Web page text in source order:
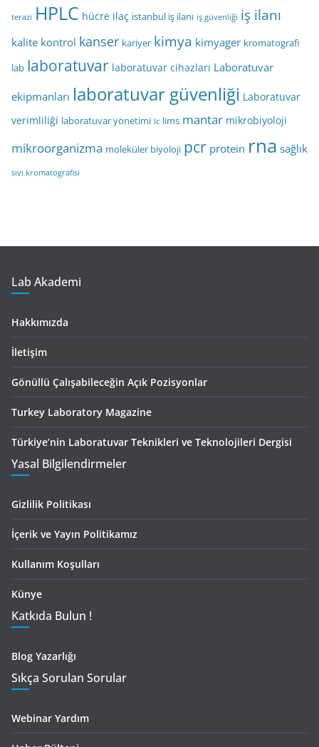
terazi HPLC hücre ilaç istanbul iş ilanı iş güvenliği iş ilanı
kalite kontrol kanser kariyer kimya kimyager kromatografi
lab laboratuvar laboratuvar cihazları Laboratuvar
ekipmanları laboratuvar güvenliği Laboratuvar
verimliliği laboratuvar yönetimi lc lims mantar mikrobiyoloji
mikroorganizma moleküler biyoloji pcr protein rna sağlık
sıvı kromatografisi
Lab Akademi
Hakkımızda
İletişim
Gönüllü Çalışabileceğin Açık Pozisyonlar
Turkey Laboratory Magazine
Türkiye’nin Laboratuvar Teknikleri ve Teknolojileri Dergisi
Yasal Bilgilendirmeler
Gizlilik Politikası
İçerik ve Yayın Politikamız
Kullanım Koşulları
Künye
Katkıda Bulun !
Blog Yazarlığı
Sıkça Sorulan Sorular
Webinar Yardım